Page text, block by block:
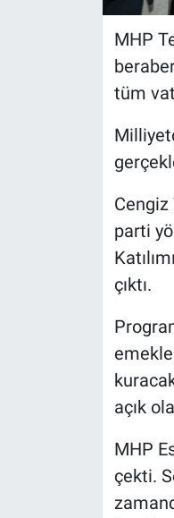
MHP
tüm
parti
çıktı.
açık
MHP
çekti.